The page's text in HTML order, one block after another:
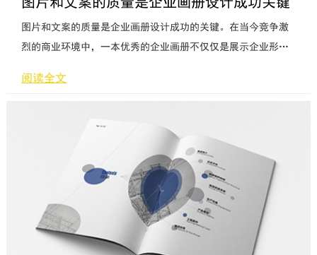
图片和文案的质量是企业画册设计成功的关键。在当今竞争激
烈的商业环境中，一本优秀的企业画册不仅仅是展示企业形象
因此，设计师在进行企业画册设计时，必须注重图片和文案的
地传达企业的核心价值观和产品优势。首先，图片的质量至关
重要。一张高质量的图片能够生动地展现企业的产品和服务，
吸引读者的眼球。设计师
阅读全文